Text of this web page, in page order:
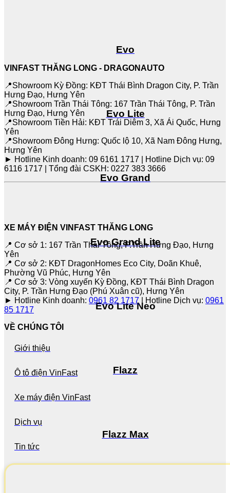
Evo
Evo Lite
Evo Grand
Evo Grand Lite
Evo Lite Neo
Flazz
Flazz Max
VINFAST THĂNG LONG - DRAGONAUTO
📍Showroom Kỳ Đồng: KĐT Thái Bình Dragon City, P. Trần
Hưng Đạo, Hưng Yên
📍Showroom Trần Thái Tông: 167 Trần Thái Tông, P. Trần
Hưng Đạo, Hưng Yên
📍Showroom Tiền Hải: KĐT Trái Diêm 3, Xã Ái Quốc, Hưng
Yên
📍Showroom Đông Hưng: Quốc lộ 10, Xã Nam Đông Hưng,
Hưng Yên
► Hotline Kinh doanh: 09 6161 1717 | Hotline Dịch vụ: 09
6116 1717 | Tổng đài CSKH: 0227 383 3666
XE MÁY ĐIỆN VINFAST THĂNG LONG
📍 Cơ sở 1: 167 Trần Thái Tông, P.Trần Hưng Đạo, Hưng
Yên
📍 Cơ sở 2: KĐT DragonHomes Eco City, Doãn Khuê,
Phường Vũ Phúc, Hưng Yên
📍 Cơ sở 3: Vòng xuyến Kỳ Đồng, KĐT Thái Bình Dragon
City, P. Trần Hưng Đạo (Phú Xuân cũ), Hưng Yên
► Hotline Kinh doanh: 0961 82 1717 | Hotline Dịch vụ: 0961
85 1717
VỀ CHÚNG TÔI
Giới thiệu
Ô tô điện VinFast
Xe máy điện VinFast
Dịch vụ
Tin tức